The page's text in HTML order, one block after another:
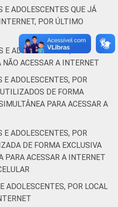
De 11 a 12
anos
90
De 13 a 14
anos
De 15 a 17
anos
96
Mais de 1
SM até 2 SM
92
Mais de 2
SM até 3 SM
E ADOLESCENTES QUE JÁ
POR ÚLTIMO
E ADOLESCENTES, POR
ACESSAR A INTERNET
E ADOLESCENTES, POR
DE FORMA
PARA ACESSAR A
E ADOLESCENTES, POR
DE FORMA EXCLUSIVA
PARA ACESSAR A INTERNET
ADOLESCENTES, POR LOCAL